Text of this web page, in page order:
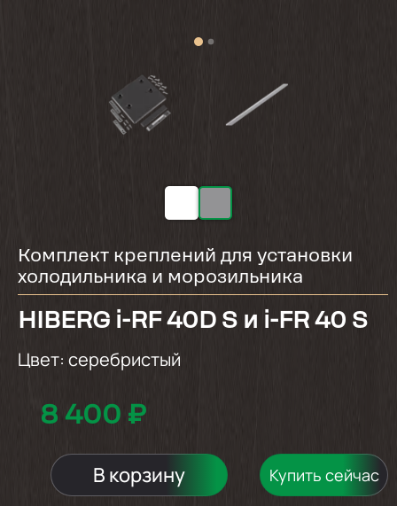
Комплект креплений для установки
холодильника и морозильника
HIBERG i-RF 40D S и i-FR 40 S
Цвет: серебристый
8 400 ₽
В корзину Купить сейчас